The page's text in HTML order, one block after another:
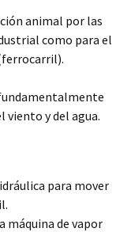
animal por las
como para el
viento y del agua.
para mover
máquina de vapor